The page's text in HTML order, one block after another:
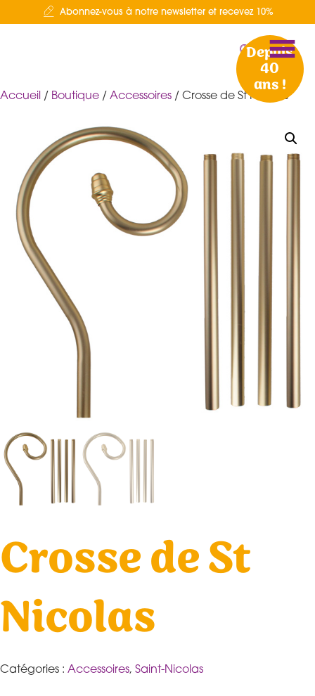
Abonnez-vous à notre newsletter et recevez 10%
Depuis
40
ans !
Accueil / Boutique / Accessoires / Crosse de St Nicolas
Crosse de St
Nicolas
Catégories : Accessoires, Saint-Nicolas